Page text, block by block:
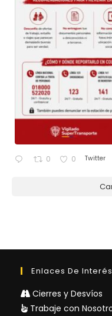
0 0 Twitter
Enlaces De Interés
Cierres y Desvíos
Trabaje con